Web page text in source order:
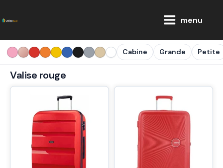
au
menu
Cabine Grande Petite
Valise rouge